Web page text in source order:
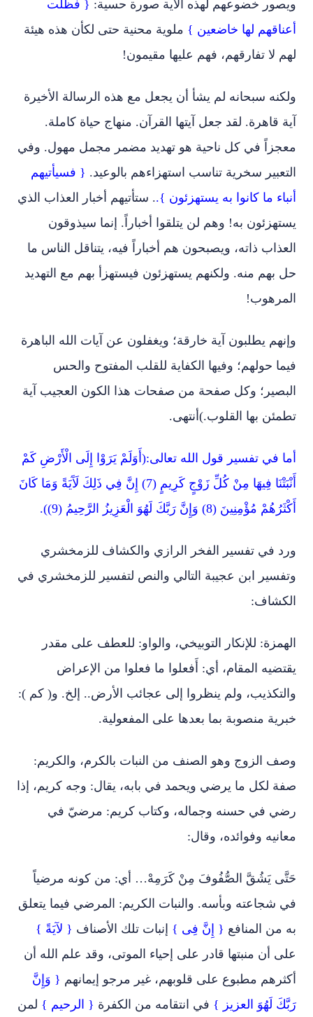
ويصور خضوعهم لهذه الآية صورة حسية:{ فظلت
أعناقهم لها خاضعين } ملوية محنية حتى لكأن هذه هيئة
لهم لا تفارقهم، فهم عليها مقيمون!
ولكنه سبحانه لم يشأ أن يجعل مع هذه الرسالة الأخيرة
آية قاهرة. لقد جعل آيتها القرآن. منهاج حياة كاملة.
معجزاً في كل ناحية هو تهديد مضمر مجمل مهول. وفي
التعبير سخرية تناسب استهزاءهم بالوعيد.{ فسيأتيهم
أنباء ما كانوا به يستهزئون }.. ستأتيهم أخبار العذاب الذي
يستهزئون به! وهم لن يتلقوا أخباراً. إنما سيذوقون
العذاب ذاته، ويصبحون هم أخباراً فيه، يتناقل الناس ما
حل بهم منه. ولكنهم يستهزئون فيستهزأ بهم مع التهديد
المرهوب!
وإنهم يطلبون آية خارقة؛ ويغفلون عن آيات الله الباهرة
فيما حولهم؛ وفيها الكفاية للقلب المفتوح والحس
البصير؛ وكل صفحة من صفحات هذا الكون العجيب آية
تطمئن بها القلوب.)أنتهى.
أما في تفسير قول الله تعالى:(أَوَلَمْ يَرَوْا إِلَى الْأَرْضِ كَمْ
أَنْبَتْنَا فِيهَا مِنْ كُلِّ زَوْجٍ كَرِيمٍ (7) إِنَّ فِي ذَلِكَ لَآَيَةً وَمَا كَانَ
أَكْثَرُهُمْ مُؤْمِنِينَ (8) وَإِنَّ رَبَّكَ لَهُوَ الْعَزِيزُ الرَّحِيمُ (9)).
ورد في تفسير الفخر الرازي والكشاف للزمخشري
وتفسير ابن عجيبة التالي والنص لتفسير للزمخشري في
الكشاف:
الهمزة: للإنكار التوبيخي، والواو: للعطف على مقدر
يقتضيه المقام، أي: أَفعلوا ما فعلوا من الإعراض
والتكذيب، ولم ينظروا إلى عجائب الأرض.. إلخ. و( كم ):
خبرية منصوبة بما بعدها على المفعولية.
وصف الزوج وهو الصنف من النبات بالكرم، والكريم:
صفة لكل ما يرضي ويحمد في بابه، يقال: وجه كريم، إذا
رضي في حسنه وجماله، وكتاب كريم: مرضيّ في
معانيه وفوائده، وقال:
حَتَّى يَشُقَّ الصُّفُوفَ مِنْ كَرَمِهْ… أي: من كونه مرضياً
في شجاعته وبأسه. والنبات الكريم: المرضي فيما يتعلق
به من المنافع{ إِنَّ فِى } إنبات تلك الأصناف{ لآيَةً }
على أن منبتها قادر على إحياء الموتى، وقد علم الله أن
أكثرهم مطبوع على قلوبهم، غير مرجو إيمانهم{ وَإِنَّ
رَبَّكَ لَهُوَ العزيز } في انتقامه من الكفرة{ الرحيم }لمن